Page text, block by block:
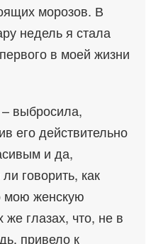
морозов. В
недель я стала
в моей жизни
выбросила,
его действительно
и да,
говорить, как
мою женскую
глазах, что, не в
привело к